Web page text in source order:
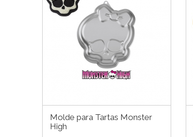
Molde para Tartas Monster
High